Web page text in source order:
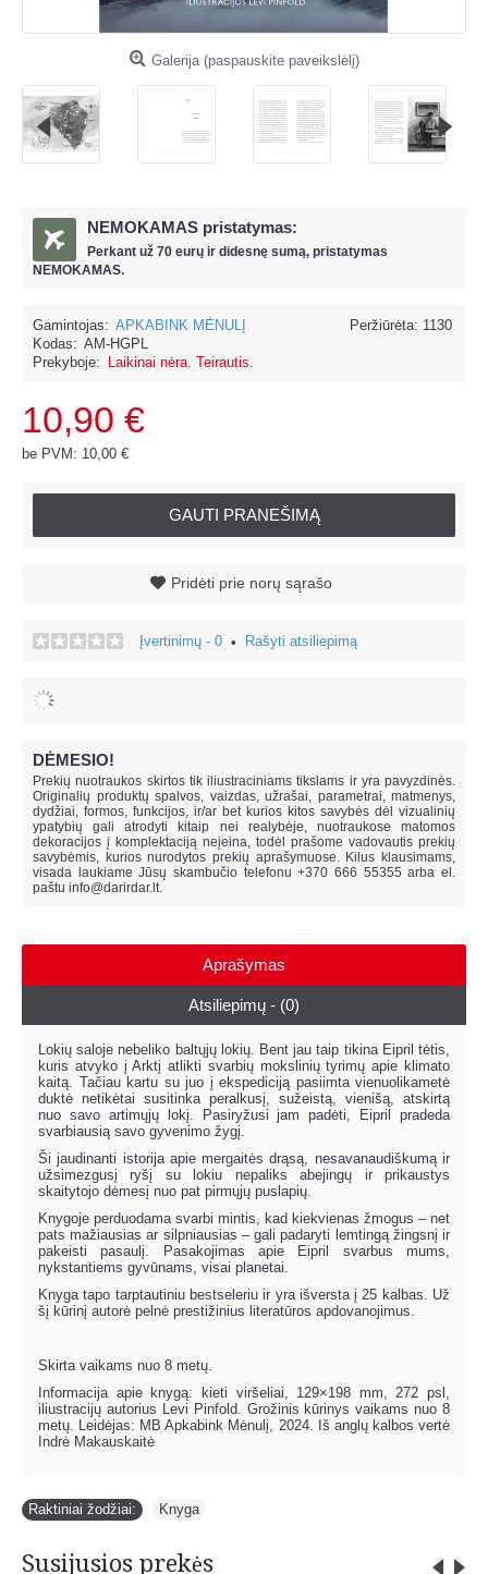
Galerija (paspauskite paveikslėlį)
NEMOKAMAS pristatymas:
Perkant už 70 eurų ir didesnę sumą, pristatymas
NEMOKAMAS.
Peržiūrėta: 1130
Gamintojas: APKABINK MĖNULĮ
Kodas: AM-HGPL
Prekyboje:
Laikinai nėra. Teirautis.
10,90 €
be PVM: 10,00 €
GAUTI PRANEŠIMĄ
Pridėti prie norų sąrašo
Įvertinimų - 0 • Rašyti atsiliepimą
DĖMESIO!
Prekių nuotraukos skirtos tik iliustraciniams tikslams ir yra pavyzdinės.
Originalių produktų spalvos, vaizdas, užrašai, parametrai, matmenys,
dydžiai, formos, funkcijos, ir/ar bet kurios kitos savybės dėl vizualinių
ypatybių gali atrodyti kitaip nei realybėje, nuotraukose matomos
dekoracijos į komplektaciją neįeina, todėl prašome vadovautis prekių
savybėmis, kurios nurodytos prekių aprašymuose. Kilus klausimams,
visada laukiame Jūsų skambučio telefonu +370 666 55355 arba el.
paštu info@darirdar.lt.
Aprašymas
Atsiliepimų - (0)
Lokių saloje nebeliko baltųjų lokių. Bent jau taip tikina Eipril tėtis,
kuris atvyko į Arktį atlikti svarbių mokslinių tyrimų apie klimato
kaitą. Tačiau kartu su juo į ekspediciją pasiimta vienuolikametė
duktė netikėtai susitinka peralkusį, sužeistą, vienišą, atskirtą
nuo savo artimųjų lokį. Pasiryžusi jam padėti, Eipril pradeda
svarbiausią savo gyvenimo žygį.
Ši jaudinanti istorija apie mergaitės drąsą, nesavanaudiškumą ir
užsimezgusį ryšį su lokiu nepaliks abejingų ir prikaustys
skaitytojo dėmesį nuo pat pirmųjų puslapių.
Knygoje perduodama svarbi mintis, kad kiekvienas žmogus – net
pats mažiausias ar silpniausias – gali padaryti lemtingą žingsnį ir
pakeisti pasaulį. Pasakojimas apie Eipril svarbus mums,
nykstantiems gyvūnams, visai planetai.
Knyga tapo tarptautiniu bestseleriu ir yra išversta į 25 kalbas. Už
šį kūrinį autorė pelnė prestižinius literatūros apdovanojimus.
Skirta vaikams nuo 8 metų.
Informacija apie knygą: kieti viršeliai, 129×198 mm, 272 psl,
iliustracijų autorius Levi Pinfold. Grožinis kūrinys vaikams nuo 8
metų. Leidėjas: MB Apkabink Mėnulį, 2024. Iš anglų kalbos vertė
Indrė Makauskaitė
Raktiniai žodžiai: Knyga
Susijusios prekės